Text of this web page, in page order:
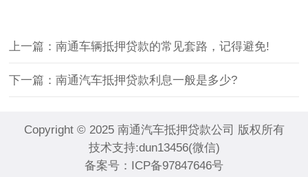
上一篇：南通车辆抵押贷款的常见套路，记得避免!
下一篇：南通汽车抵押贷款利息一般是多少?
Copyright © 2025 南通汽车抵押贷款公司 版权所有
技术支持:dun13456(微信)
备案号： ICP备97847646号